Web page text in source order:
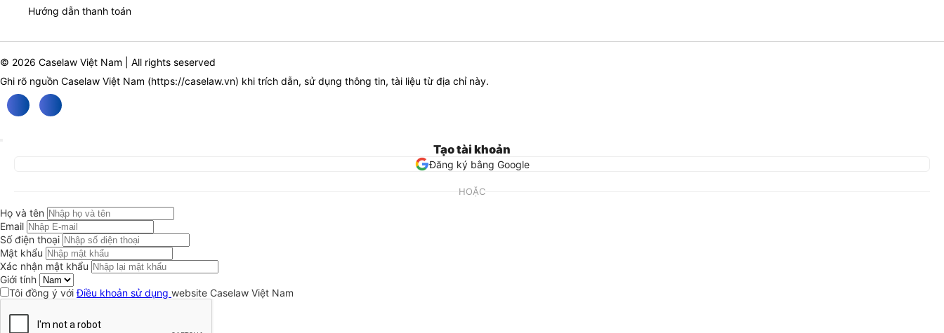
Hướng dẫn thanh toán
© 2026 Caselaw Việt Nam | All rights seserved
Ghi rõ nguồn Caselaw Việt Nam (https://caselaw.vn) khi trích dẫn, sử dụng thông tin, tài liệu từ địa chỉ này.
Tạo tài khoản
Đăng ký bằng Google
HOẶC
Họ và tên
Email
Số điện thoại
Mật khẩu
Xác nhận mật khẩu
Giới tính
Tôi đồng ý vớiĐiều khoản sử dụng website Caselaw Việt Nam